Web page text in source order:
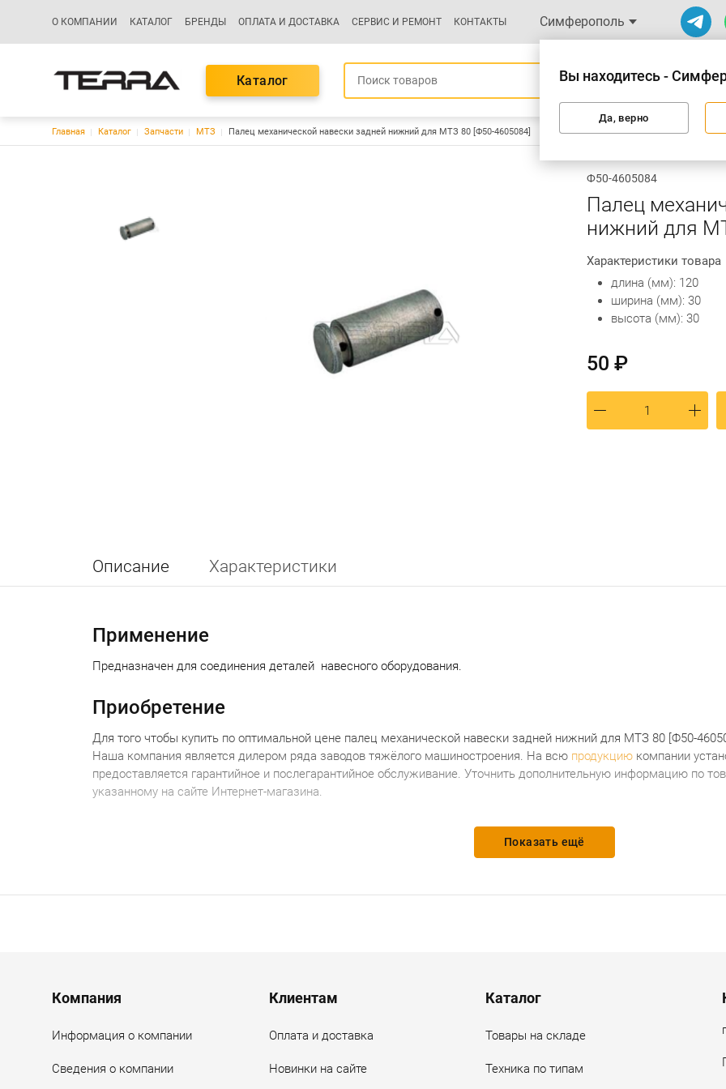
Основная навигация
О КОМПАНИИ КАТАЛОГ БРЕНДЫ ОПЛАТА И ДОСТАВКА СЕРВИС И РЕМОНТ КОНТАКТЫ Симферополь
Вы находитесь -
Да, верно
Каталог
Строка навигации
Главная Каталог Запчасти МТЗ Палец механической навески задней нижний для МТЗ 80 [Ф50-4605084]
Ф50-4605084
Палец
нижний для
Характеристики товара
длина (мм): 120
ширина (мм): 30
высота (мм): 30
50 ₽
Описание Характеристики
Применение
Предназначен для соединения деталей навесного оборудования.
Приобретение
Для того чтобы купить по оптимальной цене палец механической навески задней нижний для МТЗ 80 [Ф50-
Наша компания является дилером ряда заводов тяжёлого машиностроения. На всю продукцию компании
предоставляется гарантийное и послегарантийное обслуживание. Уточнить дополнительную информацию по
указанному на сайте Интернет-магазина.
Показать ещё
Menu footer
Компания
Информация о компании
Сведения о компании
Клиентам
Оплата и доставка
Новинки на сайте
Каталог
Товары на складе
Техника по типам